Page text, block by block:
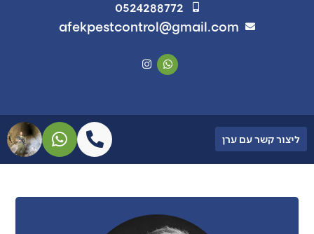
0524288772
afekpestcontrol@gmail.com
ליצור קשר עם ערן